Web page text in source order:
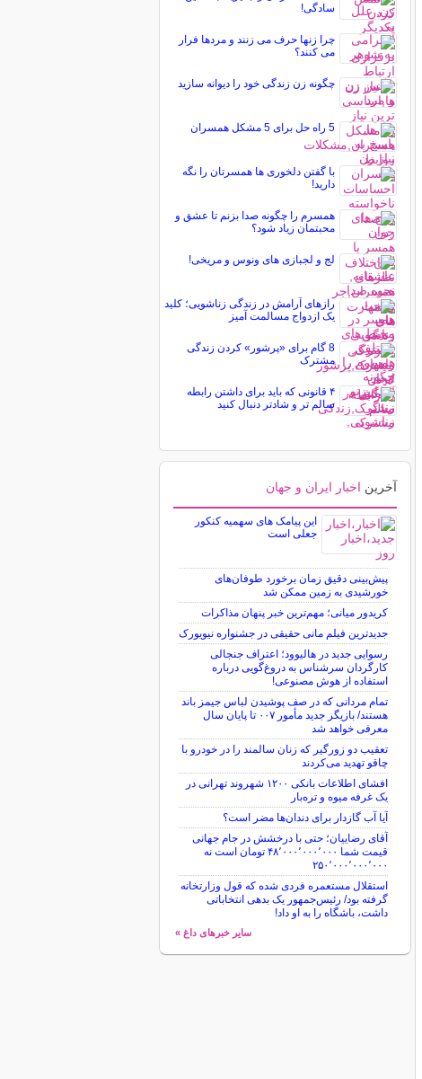
سادگی!
چرا زنها حرف می زنند و مردها فرار
می کنند؟
چگونه زن زندگی خود را دیوانه سازید
5 راه حل برای 5 مشکل همسران
با گفتن دلخوری ها همسرتان را نگه
دارید!
همسرم را چگونه صدا بزنم تا عشق و
محبتمان زیاد شود؟
لج و لجبازی های ونوس و مریخی!
رازهای آرامش در زندگی زناشویی؛ کلید
یک ازدواج مسالمت آمیز
8 گام برای «پرشور» کردن زندگی
مشترک
۴ قانونی که باید برای داشتن رابطه
سالم تر و شادتر دنبال کنید
آخرین اخبار ایران و جهان
این پیامک های سهمیه کنکور
جعلی است
پیش‌بینی دقیق زمان برخورد طوفان‌های
خورشیدی به زمین ممکن شد
کریدور میانی؛ مهم‌ترین خبر پنهان مذاکرات
جدیدترین فیلم مانی حقیقی در جشنواره نیویورک
رسوایی جدید در هالیوود؛ اعتراف جنجالی
کارگردان سرشناس به دروغ‌گویی درباره
استفاده از هوش مصنوعی!
تمام مردانی که در صف پوشیدن لباس جیمز باند
هستند/ بازیگر جدید مأمور ۰۰۷ تا پایان سال
معرفی خواهد شد
تعقیب دو زورگیر که زنان سالمند را در خودرو با
چاقو تهدید می‌کردند
افشای اطلاعات بانکی ۱۲۰۰ شهروند تهرانی در
یک غرفه میوه و تره‌بار
آیا آب گازدار برای دندان‌ها مضر است؟
آقای رضاییان؛ حتی با درخشش در جام جهانی
قیمت شما ۴۸٬۰۰۰٬۰۰۰٬۰۰۰ تومان است نه
۲۵۰٬۰۰۰٬۰۰۰٬۰۰۰
استقلال مستعمره فردی شده که قول وزارتخانه
گرفته بود/ رئیس‌جمهور یک بدهی انتخاباتی
داشت، باشگاه را به او داد!
سایر خبرهای داغ »